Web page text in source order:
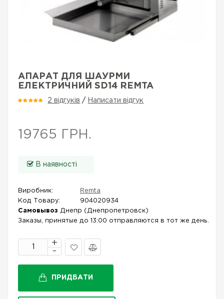
АПАРАТ ДЛЯ ШАУРМИ
ЕЛЕКТРИЧНИЙ SD14 REMTA
2 відгуків / Написати відгук
19765 ГРН.
В наявності
Виробник:
Remta
Код Товару:
904020934
Самовывоз Днепр (Днепропетровск)
Заказы, принятые до 13:00 отправляются в тот же день.
закладки
ПРИДБАТИ